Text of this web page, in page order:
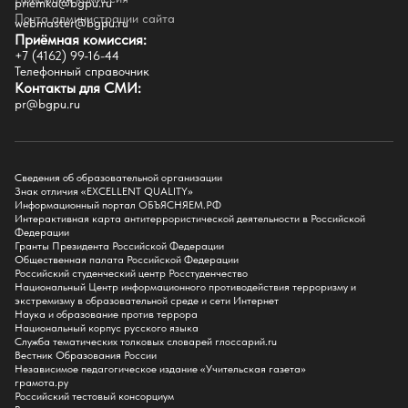
Факультеты
Естественно-географический факультет
Историко-филологический факультет
Факультет иностранных языков
Факультет педагогики и психологии
Факультет физической культуры и спорта
Подготовительное отделение для иностранных граждан
Поступление
Приемная комиссия
Поступай в БГПУ
Специальности и направления
Списки поступающих
Приказы о зачислении
Полезные материалы
Общежитие
Информация о целевом обучении
Обркредит в СПО
Бакалавриат
Магистратура
Аспирантура
СПО
Почта администрации сайта
webmaster@bgpu.ru
Приёмная комиссия:
+7 (4162) 99-16-44
Телефонный справочник
Контакты для СМИ:
pr@bgpu.ru
Сведения об образовательной организации
Знак отличия «EXCELLENT QUALITY»
Информационный портал ОБЪЯСНЯЕМ.РФ
Интерактивная карта антитеррористической деятельности в Российской
Федерации
Гранты Президента Российской Федерации
Общественная палата Российской Федерации
Российский студенческий центр Росстуденчество
Национальный Центр информационного противодействия терроризму и
экстремизму в образовательной среде и сети Интернет
Наука и образование против террора
Национальный корпус русского языка
Служба тематических толковых словарей глоссарий.ru
Вестник Образования России
Независимое педагогическое издание «Учительская газета»
грамота.ру
Российский тестовый консорциум